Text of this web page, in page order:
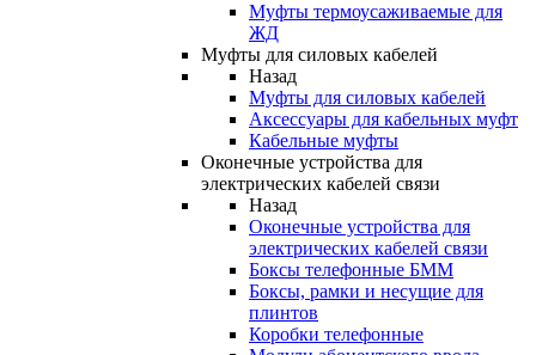
Муфты термоусаживаемые для
ЖД
Муфты для силовых кабелей
Назад
Муфты для силовых кабелей
Аксессуары для кабельных муфт
Кабельные муфты
Оконечные устройства для
электрических кабелей связи
Назад
Оконечные устройства для
электрических кабелей связи
Боксы телефонные БММ
Боксы, рамки и несущие для
плинтов
Коробки телефонные